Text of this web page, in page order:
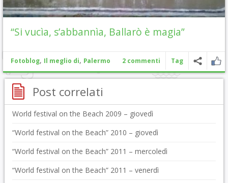
“Si vucìa, s’abbannìa, Ballarò è magia”
Fotoblog, Il meglio di, Palermo 2 commenti Tag
Post correlati
World festival on the Beach 2009 – giovedì
“World festival on the Beach” 2010 – giovedì
“World festival on the Beach” 2011 – mercoledì
“World festival on the Beach” 2011 – venerdì